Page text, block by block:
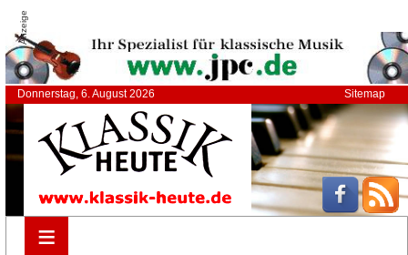
Anzeige
Donnerstag, 6. August 2026 Sitemap
≡
≡